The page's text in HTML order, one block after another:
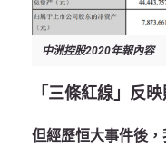
中洲控股2020年報內容
「三條紅線」反
但經歷恒大事件後